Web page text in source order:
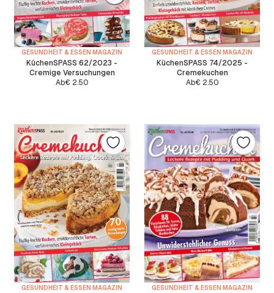
GESUNDHEIT & ESSEN MAGAZIN
KüchenSPASS 62/2023 -
Cremige Versuchungen
Ab€2.50
GESUNDHEIT & ESSEN MAGAZIN
KüchenSPASS 74/2025 -
Cremekuchen
Ab€2.50
GESUNDHEIT & ESSEN MAGAZIN GESUNDHEIT & ESSEN MAGAZIN